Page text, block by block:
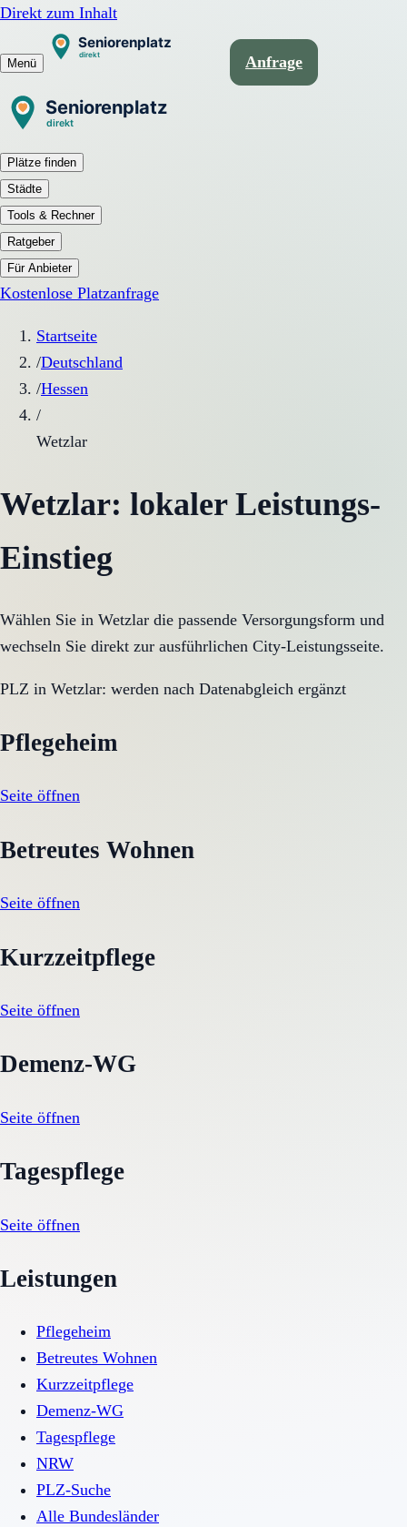
Direkt zum Inhalt
Menü Anfrage
Plätze finden
Städte
Tools & Rechner
Ratgeber
Für Anbieter
Kostenlose Platzanfrage
Startseite
/Deutschland
/Hessen
/
Wetzlar
Wetzlar: lokaler Leistungs-
Einstieg
Wählen Sie in Wetzlar die passende Versorgungsform und
wechseln Sie direkt zur ausführlichen City-Leistungsseite.
PLZ in Wetzlar: werden nach Datenabgleich ergänzt
Pflegeheim
Seite öffnen
Betreutes Wohnen
Seite öffnen
Kurzzeitpflege
Seite öffnen
Demenz-WG
Seite öffnen
Tagespflege
Seite öffnen
Leistungen
Pflegeheim
Betreutes Wohnen
Kurzzeitpflege
Demenz-WG
Tagespflege
NRW
PLZ-Suche
Alle Bundesländer